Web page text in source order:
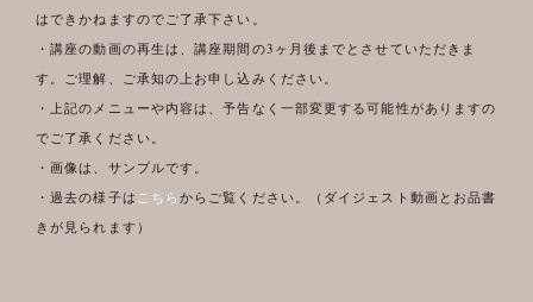
はできかねますのでご了承下さい。
・講座の動画の再生は、講座期間の3ヶ月後までとさせていただきま
す。ご理解、ご承知の上お申し込みください。
・上記のメニューや内容は、予告なく一部変更する可能性がありますの
でご了承ください。
・画像は、サンプルです。
・過去の様子は こちらからご覧ください。（ダイジェスト動画とお品書
きが見られます）